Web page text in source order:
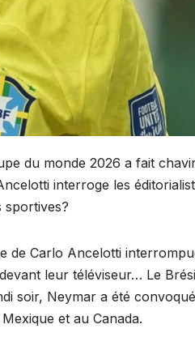
du monde 2026 a fait
interroge les
sportives?
de Carlo Ancelotti
leur téléviseur… Le
soir, Neymar a été
et au Canada.